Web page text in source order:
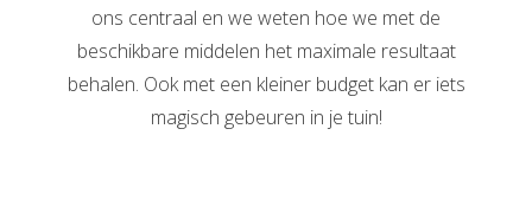
ons centraal en we weten hoe we met de
beschikbare middelen het maximale resultaat
behalen. Ook met een kleiner budget kan er iets
magisch gebeuren in je tuin!